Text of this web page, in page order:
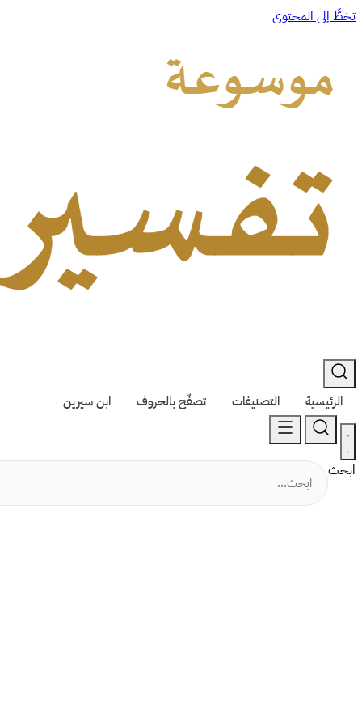
تخطَّ إلى المحتوى
الرئيسية التصنيفات تصفّح بالحروف ابن سيرين
ابحث